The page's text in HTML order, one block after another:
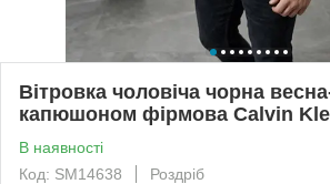
Вітровка чоловіча чорна
капюшоном фірмова Calvin
В наявності
Код: SM14638
Роздріб